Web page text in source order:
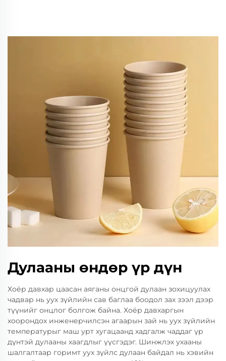
Дулааны өндөр үр дүн
Хоёр давхар цаасан аяганы онцгой дулаан зохицуулах
чадвар нь уух зүйлийн сав баглаа боодол зах зээл дээр
түүнийг онцлог болгож байна. Хоёр давхаргын
хоорондох инженерчилсэн агаарын зай нь уух зүйлийн
температурыг маш урт хугацаанд хадгалж чаддаг үр
дүнтэй дулааны хаагдлыг үүсгэдэг. Шинжлэх ухааны
шалгалтаар горимт уух зүйлс дулаан байдал нь хэвийн